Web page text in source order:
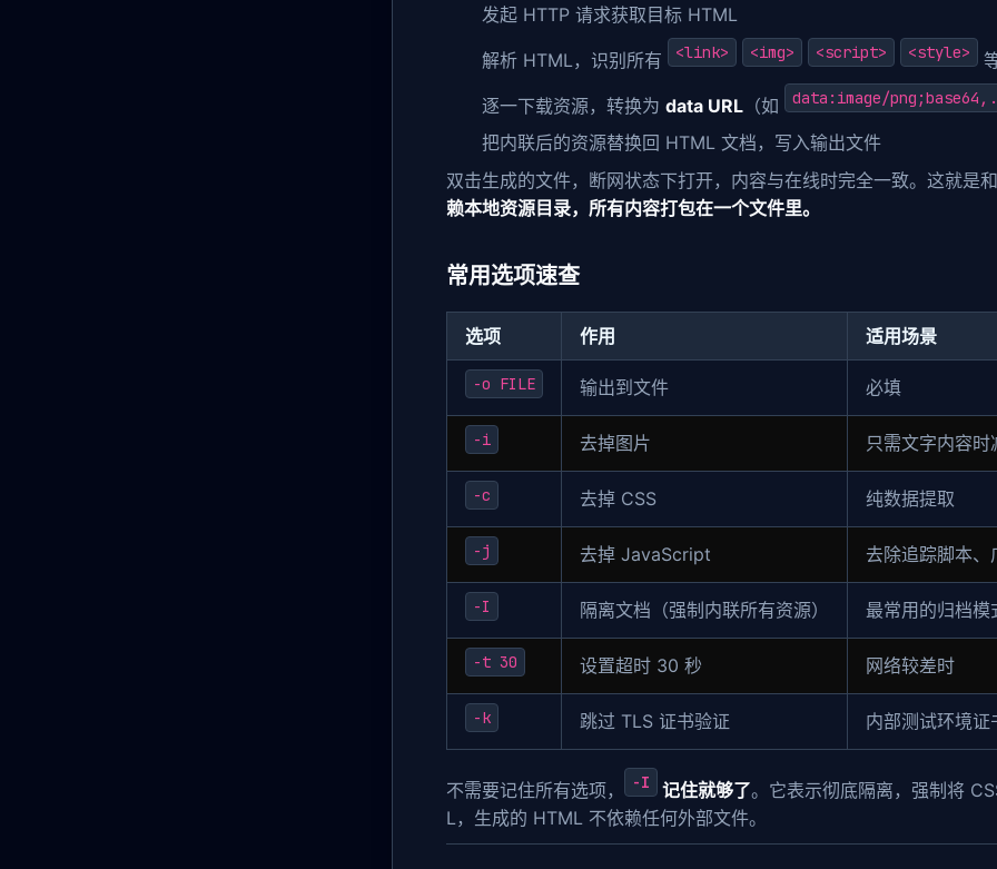
发起 HTTP 请求获取目标 HTML
解析 HTML，识别所有 <link> <img> <script> <style>
逐一下载资源，转换为 data URL （如 data:image/
把内联后的资源替换回 HTML 文档，写入输出文件
双击生成的文件，断网状态下打开，内容与在线时完全一致。这就是
赖本地资源目录，所有内容打包在一个文件里。
常用选项速查
选项 作用 适用场景
-o FILE 输出到文件 必填
-i 去掉图片 只需文字内容时
-c 去掉 CSS 纯数据提取
-j 去掉 JavaScript 去除追踪脚本、
-I 隔离文档（强制内联所有资源） 最常用的归档模
-t 30 设置超时 30 秒 网络较差时
-k 跳过 TLS 证书验证 内部测试环境证
不需要记住所有选项， -I 记住就够了。它表示彻底隔离，强制将
L，生成的 HTML 不依赖任何外部文件。